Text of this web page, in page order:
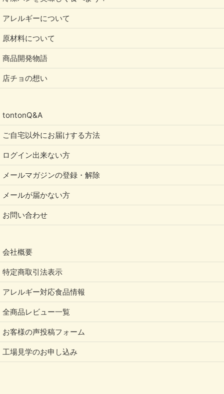
アレルギーについて
原材料について
商品開発物語
店チョの想い
tontonQ&A
ご自宅以外にお届けする方法
ログイン出来ない方
メールマガジンの登録・解除
メールが届かない方
お問い合わせ
会社概要
特定商取引法表示
アレルギー対応食品情報
全商品レビュー一覧
お客様の声投稿フォーム
工場見学のお申し込み